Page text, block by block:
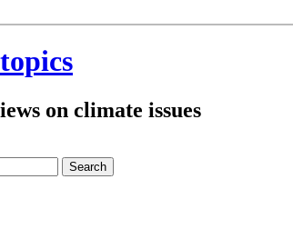
on climate issues